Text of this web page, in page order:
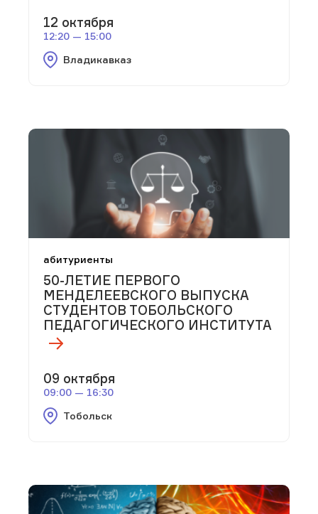
12 октября
12:20 — 15:00
Владикавказ
абитуриенты
50-ЛЕТИЕ ПЕРВОГО
МЕНДЕЛЕЕВСКОГО ВЫПУСКА
СТУДЕНТОВ ТОБОЛЬСКОГО
ПЕДАГОГИЧЕСКОГО ИНСТИТУТА
09 октября
09:00 — 16:30
Тобольск